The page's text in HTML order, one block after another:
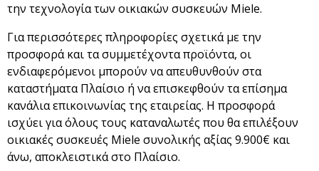
την τεχνολογία των οικιακών συσκευών Miele.
Για περισσότερες πληροφορίες σχετικά με την
προσφορά και τα συμμετέχοντα προϊόντα, οι
ενδιαφερόμενοι μπορούν να απευθυνθούν στα
καταστήματα Πλαίσιο ή να επισκεφθούν τα επίσημα
κανάλια επικοινωνίας της εταιρείας. H προσφορά
ισχύει για όλους τους καταναλωτές που θα επιλέξουν
οικιακές συσκευές Miele συνολικής αξίας 9.900€ και
άνω, αποκλειστικά στο Πλαίσιο.